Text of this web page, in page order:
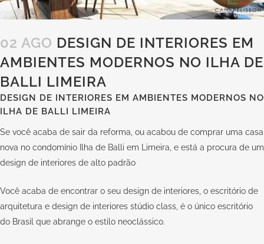
02 AGO DESIGN DE INTERIORES EM
AMBIENTES MODERNOS NO ILHA DE
BALLI LIMEIRA
DESIGN DE INTERIORES EM AMBIENTES MODERNOS NO
ILHA DE BALLI LIMEIRA
Se você acaba de sair da reforma, ou acabou de comprar uma casa
nova no condomínio Ilha de Balli em Limeira, e está a procura de um
design de interiores de alto padrão
Você acaba de encontrar o seu design de interiores, o escritório de
arquitetura e design de interiores stúdio class , é o único escritório
do Brasil que abrange o estilo neoclássico.